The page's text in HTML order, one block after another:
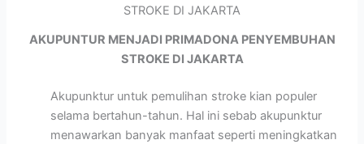
AKUPUNTUR MENJADI PRIMADONA PENYEMBUHAN
STROKE DI JAKARTA
Akupunktur untuk pemulihan stroke kian populer
selama bertahun-tahun. Hal ini sebab akupunktur
menawarkan banyak manfaat seperti meningkatkan